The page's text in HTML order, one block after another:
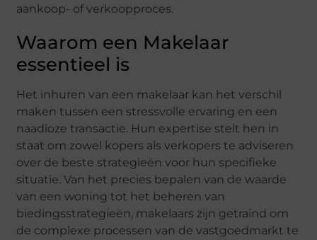
aankoop- of verkoopproces.
Waarom een Makelaar
essentieel is
Het inhuren van een makelaar kan het verschil
maken tussen een stressvolle ervaring en een
naadloze transactie. Hun expertise stelt hen in
staat om zowel kopers als verkopers te adviseren
over de beste strategieën voor hun specifieke
situatie. Van het precies bepalen van de waarde
van een woning tot het beheren van
biedingsstrategieën, makelaars zijn getraind om
de complexe processen van de vastgoedmarkt te